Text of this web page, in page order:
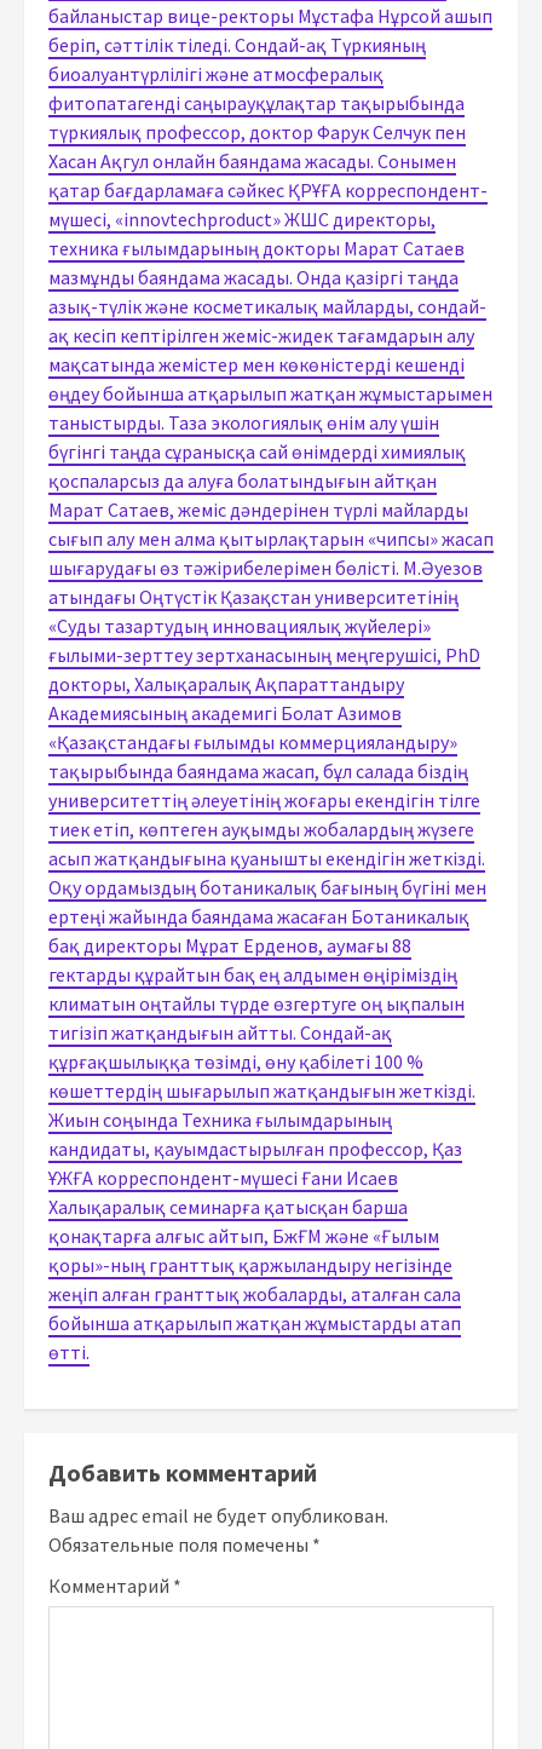
байланыстар вице-ректоры Мұстафа Нұрсой ашып
беріп, сәттілік тіледі. Сондай-ақ Түркияның
биоалуантүрлілігі және атмосфералық
фитопатагенді саңырауқұлақтар тақырыбында
түркиялық профессор, доктор Фарук Селчук пен
Хасан Ақгул онлайн баяндама жасады. Сонымен
қатар бағдарламаға сәйкес ҚРҰҒА корреспондент-
мүшесі, «innovtechproduct» ЖШС директоры,
техника ғылымдарының докторы Марат Сатаев
мазмұнды баяндама жасады. Онда қазіргі таңда
азық-түлік және косметикалық майларды, сондай-
ақ кесіп кептірілген жеміс-жидек тағамдарын алу
мақсатында жемістер мен көкөністерді кешенді
өңдеу бойынша атқарылып жатқан жұмыстарымен
таныстырды. Таза экологиялық өнім алу үшін
бүгінгі таңда сұранысқа сай өнімдерді химиялық
қоспаларсыз да алуға болатындығын айтқан
Марат Сатаев, жеміс дәндерінен түрлі майларды
сығып алу мен алма қытырлақтарын «чипсы» жасап
шығарудағы өз тәжірибелерімен бөлісті. М.Әуезов
атындағы Оңтүстік Қазақстан университетінің
«Суды тазартудың инновациялық жүйелері»
ғылыми-зерттеу зертханасының меңгерушісі, PhD
докторы, Халықаралық Ақпараттандыру
Академиясының академигі Болат Азимов
«Қазақстандағы ғылымды коммерцияландыру»
тақырыбында баяндама жасап, бұл салада біздің
университеттің әлеуетінің жоғары екендігін тілге
тиек етіп, көптеген ауқымды жобалардың жүзеге
асып жатқандығына қуанышты екендігін жеткізді.
Оқу ордамыздың ботаникалық бағының бүгіні мен
ертеңі жайында баяндама жасаған Ботаникалық
бақ директоры Мұрат Ерденов, аумағы 88
гектарды құрайтын бақ ең алдымен өңіріміздің
климатын оңтайлы түрде өзгертуге оң ықпалын
тигізіп жатқандығын айтты. Сондай-ақ
құрғақшылыққа төзімді, өну қабілеті 100 %
көшеттердің шығарылып жатқандығын жеткізді.
Жиын соңында Техника ғылымдарының
кандидаты, қауымдастырылған профессор, Қаз
ҰЖҒА корреспондент-мүшесі Ғани Исаев
Халықаралық семинарға қатысқан барша
қонақтарға алғыс айтып, БжҒМ және «Ғылым
қоры»-ның гранттық қаржыландыру негізінде
жеңіп алған гранттық жобаларды, аталған сала
бойынша атқарылып жатқан жұмыстарды атап
өтті.
Добавить комментарий
Ваш адрес email не будет опубликован.
Обязательные поля помечены *
Комментарий *